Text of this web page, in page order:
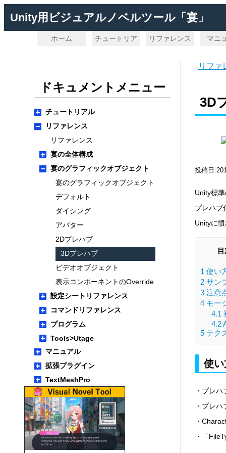
Unity用ビジュアルノベルツール「宴」
ホーム
チュートリア
リファレンス マニ
リファ
ドキュメントメニュー
チュートリアル
リファレンス
リファレンス
宴の全体構成
宴のグラフィックオブジェクト
宴のグラフィックオブジェクト
デフォルト
ダイシング
アバター
2Dプレハブ
3Dプレハブ
ビデオオブジェクト
表示コンポーネントのOverride
設定シートリファレンス
コマンドリファレンス
プログラム
Tools>Utage
マニュアル
拡張プラグイン
TextMeshPro
3D
投稿日
Unity標
プレハブ
Unityに
1 使い
2サン
3注意
4モー
4.1
4.2
5テク
使い
・プレ
・プレ
・
・「